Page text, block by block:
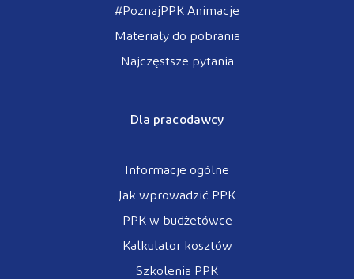
#PoznajPPK Animacje
Materiały do pobrania
Najczęstsze pytania
Dla pracodawcy
Informacje ogólne
Jak wprowadzić PPK
PPK w budżetówce
Kalkulator kosztów
Szkolenia PPK